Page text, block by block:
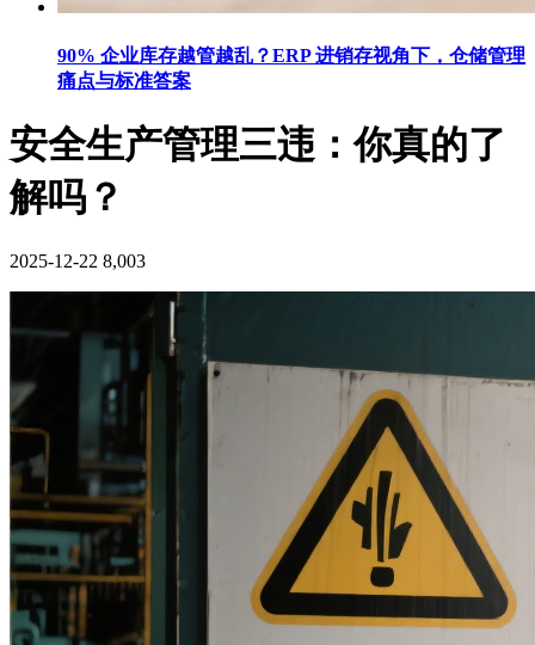
90% 企业库存越管越乱？ERP 进销存视角下，仓储管理
痛点与标准答案
安全生产管理三违：你真的了
解吗？
2025-12-22 8,003